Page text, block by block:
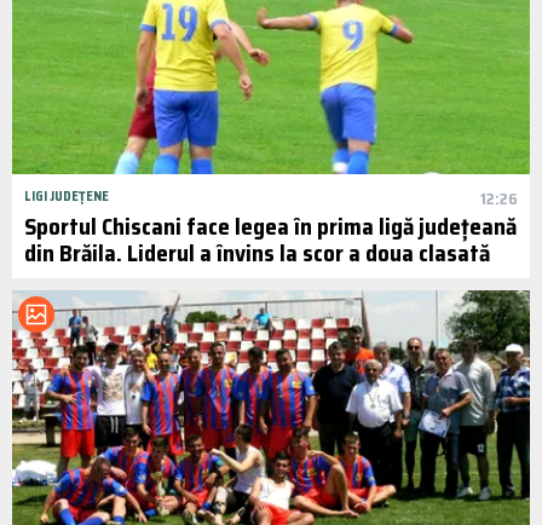
LIGI JUDEȚENE 12:26
Sportul Chiscani face legea în prima ligă județeană
din Brăila. Liderul a învins la scor a doua clasată